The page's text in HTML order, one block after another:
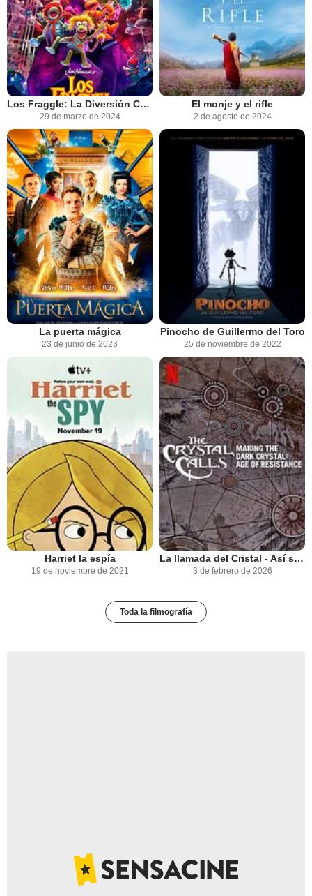
Los Fraggle: La Diversión Continúa
29 de marzo de 2024
El monje y el rifle
2 de agosto de 2024
La puerta mágica
23 de junio de 2023
Pinocho de Guillermo del Toro
25 de noviembre de 2022
Harriet la espía
19 de noviembre de 2021
La llamada del Cristal - Así se hizo Cristal Oscuro: La era de la resistencia
3 de febrero de 2026
Toda la filmografía